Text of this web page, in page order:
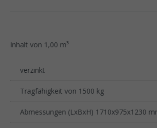
Inhalt von 1,00 m³
verzinkt
Tragfähigkeit von 1500 kg
Abmessungen (LxBxH) 1710x975x1230